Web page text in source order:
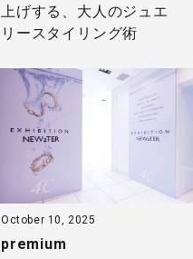
上げする、大人のジュエ
リースタイリング術
October 10, 2025
premium